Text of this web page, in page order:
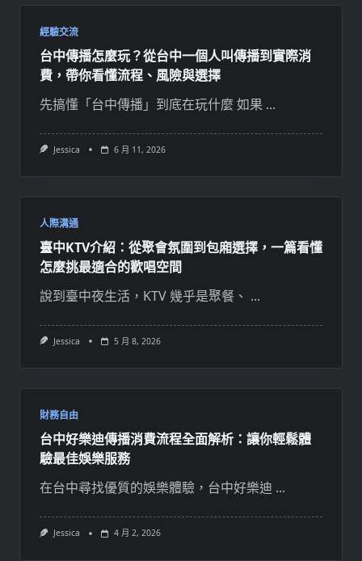
經驗交流
台中傳播怎麼玩？從台中一個人叫傳播到實際消
費，帶你看懂流程、風險與選擇
先搞懂「台中傳播」到底在玩什麼 如果 ...
Jessica 6 月 11, 2026
人際溝通
臺中KTV介紹：從聚會氛圍到包廂選擇，一篇看懂
怎麼挑最適合的歡唱空間
說到臺中夜生活，KTV 幾乎是聚餐、 ...
Jessica 5 月 8, 2026
財務自由
台中好樂迪傳播消費流程全面解析：讓你輕鬆體
驗最佳娛樂服務
在台中尋找優質的娛樂體驗，台中好樂迪 ...
Jessica 4 月 2, 2026